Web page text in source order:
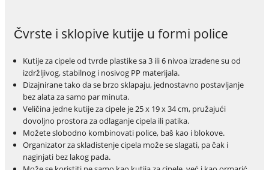
Čvrste i sklopive kutije u formi police
Kutije za cipele od tvrde plastike sa 3 ili 6 nivoa izrađene su od
izdržljivog, stabilnog i nosivog PP materijala.
Dizajnirane tako da se brzo sklapaju, jednostavno postavljanje
bez alata za samo par minuta.
Veličina jedne kutije za cipele je 25 x 19 x 34 cm, pružajući
dovoljno prostora za odlaganje cipela ili patika.
Možete slobodno kombinovati police, baš kao i blokove.
Organizator za skladistenje cipela može se slagati, pa čak i
naginjati bez lakog pada.